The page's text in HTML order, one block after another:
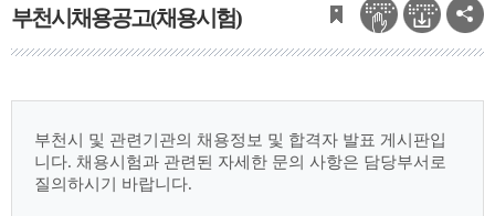
보
기
부천시채용공고(채용시험)
부천시 및 관련기관의 채용정보 및 합격자 발표 게시판입
니다. 채용시험과 관련된 자세한 문의 사항은 담당부서로
질의하시기 바랍니다.